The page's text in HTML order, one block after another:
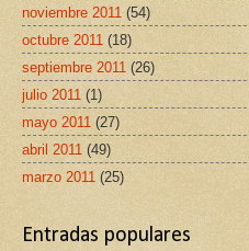
noviembre 2011 (54)
octubre 2011 (18)
septiembre 2011 (26)
julio 2011 (1)
mayo 2011 (27)
abril 2011 (49)
marzo 2011 (25)
Entradas populares